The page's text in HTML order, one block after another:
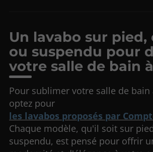
Un lavabo sur pied,
ou suspendu pour
votre salle de bain
Pour sublimer votre salle de bain
optez pour
les lavabos proposés par
Chaque modèle, qu'il soit sur
suspendu, est pensé pour offrir